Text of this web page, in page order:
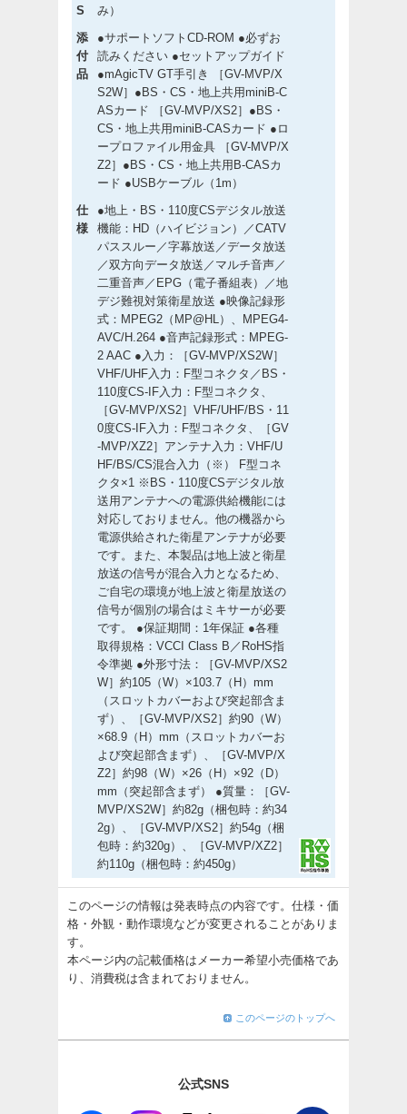
S
み）
添
付
品
●サポートソフトCD-ROM ●必ずお
読みください ●セットアップガイド
●mAgicTV GT手引き ［GV-MVP/X
S2W］●BS・CS・地上共用miniB-C
ASカード ［GV-MVP/XS2］●BS・
CS・地上共用miniB-CASカード ●ロ
ープロファイル用金具 ［GV-MVP/X
Z2］●BS・CS・地上共用B-CASカ
ード ●USBケーブル（1m）
仕
様
●地上・BS・110度CSデジタル放送
機能：HD（ハイビジョン）／CATV
パススルー／字幕放送／データ放送
／双方向データ放送／マルチ音声／
二重音声／EPG（電子番組表）／地
デジ難視対策衛星放送 ●映像記録形
式：MPEG2（MP@HL）、MPEG4-
AVC/H.264 ●音声記録形式：MPEG-
2 AAC ●入力：［GV-MVP/XS2W］
VHF/UHF入力：F型コネクタ／BS・
110度CS-IF入力：F型コネクタ、
［GV-MVP/XS2］VHF/UHF/BS・11
0度CS-IF入力：F型コネクタ、［GV
-MVP/XZ2］アンテナ入力：VHF/U
HF/BS/CS混合入力（※） F型コネ
クタ×1 ※BS・110度CSデジタル放
送用アンテナへの電源供給機能には
対応しておりません。他の機器から
電源供給された衛星アンテナが必要
です。また、本製品は地上波と衛星
放送の信号が混合入力となるため、
ご自宅の環境が地上波と衛星放送の
信号が個別の場合はミキサーが必要
です。 ●保証期間：1年保証 ●各種
取得規格：VCCI Class B／RoHS指
令準拠 ●外形寸法：［GV-MVP/XS2
W］約105（W）×103.7（H）mm
（スロットカバーおよび突起部含ま
ず）、［GV-MVP/XS2］約90（W）
×68.9（H）mm（スロットカバーお
よび突起部含まず）、［GV-MVP/X
Z2］約98（W）×26（H）×92（D）
mm（突起部含まず） ●質量：［GV-
MVP/XS2W］約82g（梱包時：約34
2g）、［GV-MVP/XS2］約54g（梱
包時：約320g）、［GV-MVP/XZ2］
約110g（梱包時：約450g）
このページの情報は発表時点の内容です。仕様・価
格・外観・動作環境などが変更されることがありま
す。
本ページ内の記載価格はメーカー希望小売価格であ
り、消費税は含まれておりません。
このページのトップへ
公式SNS